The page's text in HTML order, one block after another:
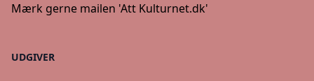
Mærk gerne mailen 'Att Kulturnet.dk'
UDGIVER